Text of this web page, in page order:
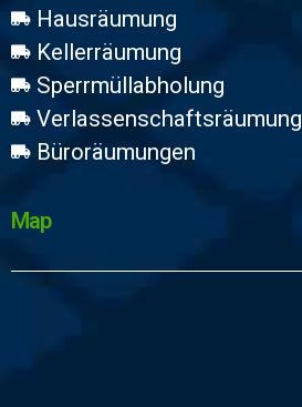
Hausräumung
Kellerräumung
Sperrmüllabholung
Verlassenschaftsräumung
Büroräumungen
Map